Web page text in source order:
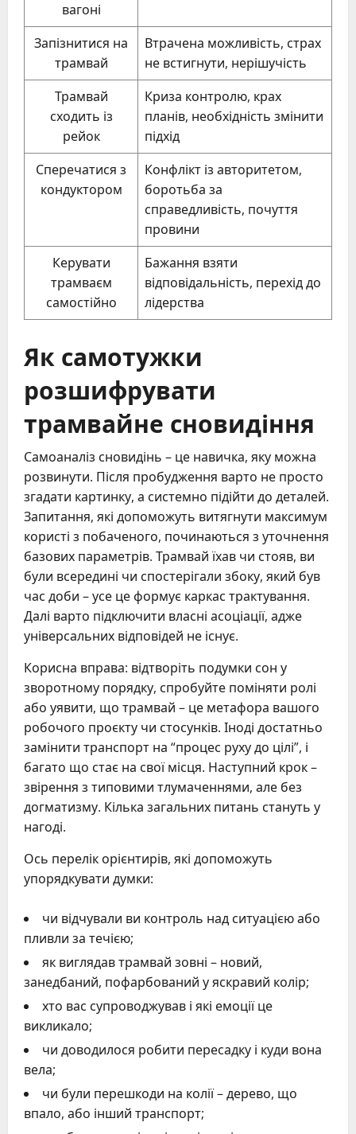
вагоні
Запізнитися на
трамвай
Втрачена можливість, страх
не встигнути, нерішучість
Трамвай
сходить із
рейок
Криза контролю, крах
планів, необхідність змінити
підхід
Сперечатися з
кондуктором
Конфлікт із авторитетом,
боротьба за
справедливість, почуття
провини
Керувати
трамваєм
самостійно
Бажання взяти
відповідальність, перехід до
лідерства
Як самотужки
розшифрувати
трамвайне сновидіння
Самоаналіз сновидінь – це навичка, яку можна
розвинути. Після пробудження варто не просто
згадати картинку, а системно підійти до деталей.
Запитання, які допоможуть витягнути максимум
користі з побаченого, починаються з уточнення
базових параметрів. Трамвай їхав чи стояв, ви
були всередині чи спостерігали збоку, який був
час доби – усе це формує каркас трактування.
Далі варто підключити власні асоціації, адже
універсальних відповідей не існує.
Корисна вправа: відтворіть подумки сон у
зворотному порядку, спробуйте поміняти ролі
або уявити, що трамвай – це метафора вашого
робочого проєкту чи стосунків. Іноді достатньо
замінити транспорт на “процес руху до цілі”, і
багато що стає на свої місця. Наступний крок –
звірення з типовими тлумаченнями, але без
догматизму. Кілька загальних питань стануть у
нагоді.
Ось перелік орієнтирів, які допоможуть
упорядкувати думки:
чи відчували ви контроль над ситуацією або
пливли за течією;
як виглядав трамвай зовні – новий,
занедбаний, пофарбований у яскравий колір;
хто вас супроводжував і які емоції це
викликало;
чи доводилося робити пересадку і куди вона
вела;
чи були перешкоди на колії – дерево, що
впало, або інший транспорт;